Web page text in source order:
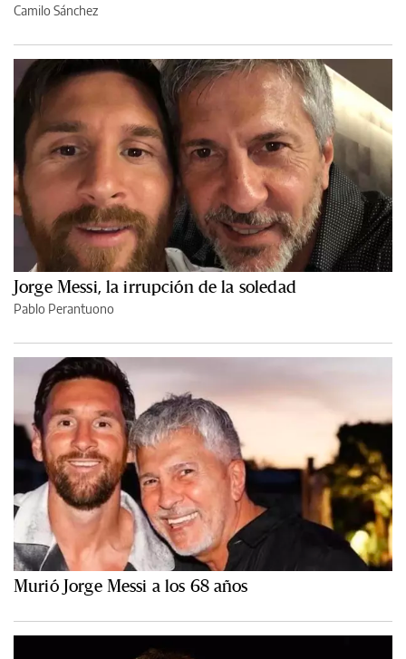
Camilo Sánchez
Jorge Messi, la irrupción de la soledad
Pablo Perantuono
Murió Jorge Messi a los 68 años